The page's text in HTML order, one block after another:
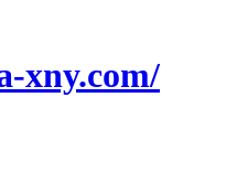
xny.com/